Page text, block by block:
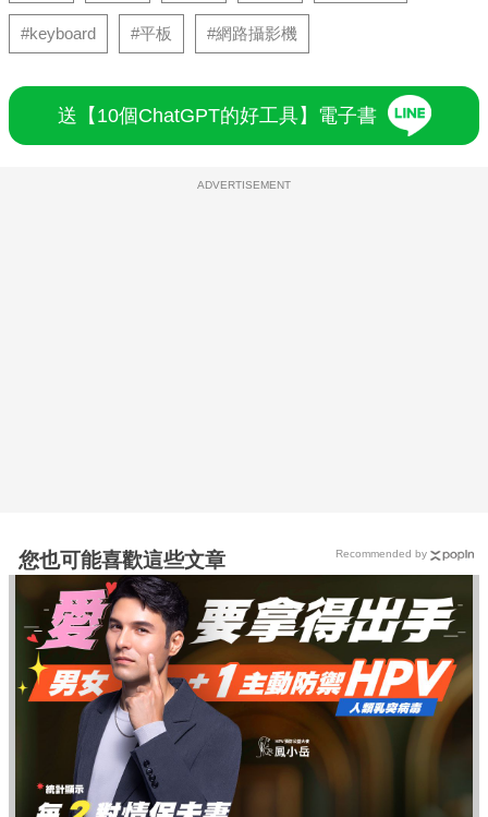
#keyboard #平板 #網路攝影機
送【10個ChatGPT的好工具】電子書
ADVERTISEMENT
您也可能喜歡這些文章 Recommended by